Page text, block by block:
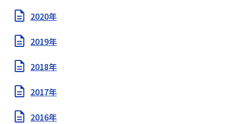
2020年
2019年
2018年
2017年
2016年